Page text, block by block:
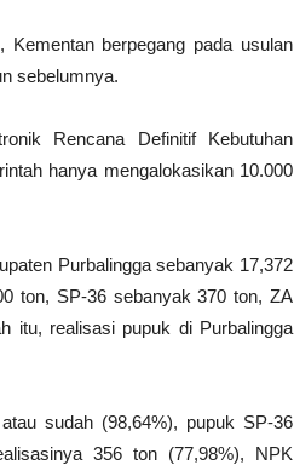
berpegang pada usulan
sebelumnya.
Rencana Definitif Kebutuhan
hanya mengalokasikan 10.000
Purbalingga sebanyak 17,372
ton, SP-36 sebanyak 370 ton, ZA
itu, realisasi pupuk di Purbalingga
sudah (98,64%), pupuk SP-36
356 ton (77,98%), NPK